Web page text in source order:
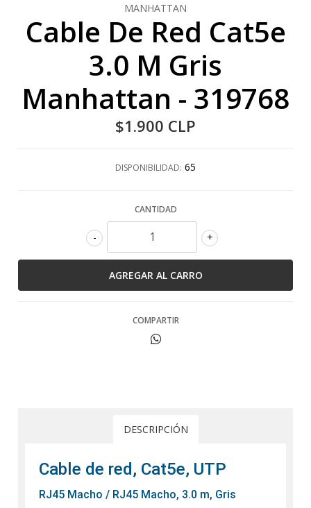
MANHATTAN
Cable De Red Cat5e
3.0 M Gris
Manhattan - 319768
$1.900 CLP
DISPONIBILIDAD: 65
CANTIDAD
+
-
COMPARTIR
DESCRIPCIÓN
Cable de red, Cat5e, UTP
RJ45 Macho / RJ45 Macho, 3.0 m, Gris